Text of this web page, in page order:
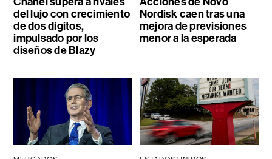
del lujo con crecimiento
de dos dígitos,
impulsado por los
diseños de Blazy
Nordisk caen tras una
mejora de previsiones
menor a la esperada